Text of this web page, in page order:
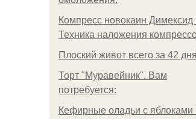
Компресс новокаин Димексид
Техника наложения
Плоский живот всего за 42
Торт "Муравейник". Вам
потребуется:
Кефирные оладьи с яблоками